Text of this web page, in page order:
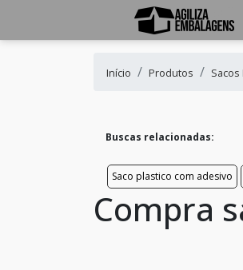
Início Produtos Sacos
Buscas relacionadas:
Saco plastico com adesivo
Compra